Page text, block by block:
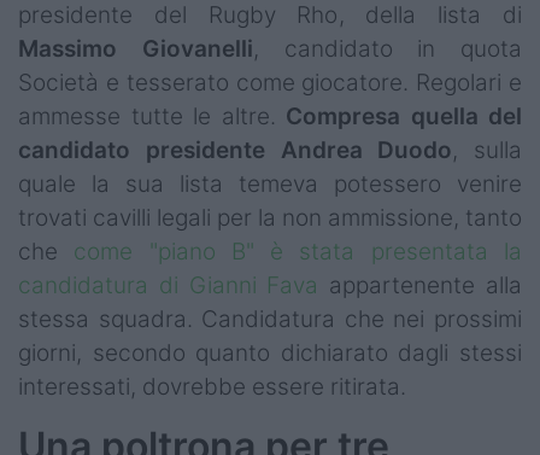
presidente del Rugby Rho, della lista di
Massimo
Giovanelli, candidato in quota
Società e tesserato come giocatore. Regolari e
ammesse tutte le altre. Compresa quella del
candidato presidente Andrea Duodo, sulla
quale la sua lista temeva potessero venire
trovati cavilli legali per la non ammissione, tanto
che come "piano B" è stata presentata la
candidatura di Gianni Fava appartenente alla
stessa squadra. Candidatura che nei prossimi
giorni, secondo quanto dichiarato dagli stessi
interessati, dovrebbe essere ritirata.